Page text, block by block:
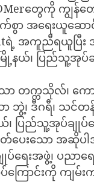
တွေကို ကျွန်တ
စွာ အရေးယူဆေ
ရဲ့ အကူညီရယူပြီး
နယ်၊ ပြည်သူ့အုပ်ခ
ာ တက္ကသိုလ်၊ ကေ
ော ဘွဲ့၊ ဒီဂရီ၊ သ
၊ ပြည်သူ့အုပ်ချုပ်
တ်ပေးသော အဆို
ပ်ရေးအဖွဲ့၊ ပည
ကြောင်းကို ကျမ်